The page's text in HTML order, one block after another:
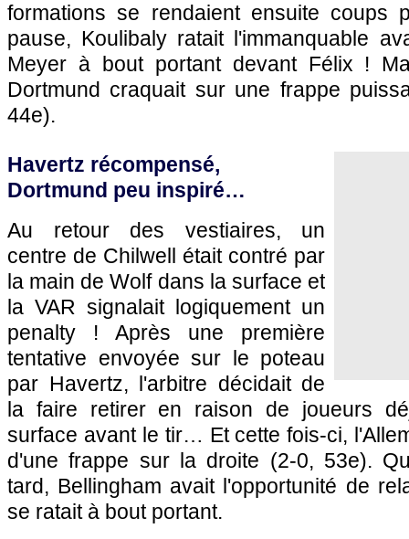
formations se rendaient ensuite coups
pause, Koulibaly ratait l'immanquable
Meyer à bout portant devant Félix !
Dortmund craquait sur une frappe
44e).
Havertz récompensé,
Dortmund peu inspiré…
Au retour des vestiaires, un
centre de Chilwell était contré par
la main de Wolf dans la surface et
la VAR signalait logiquement un
penalty ! Après une première
tentative envoyée sur le poteau
par Havertz, l'arbitre décidait de
la faire retirer en raison de joueurs
surface avant le tir… Et cette fois-ci,
d'une frappe sur la droite (2-0, 53e).
tard, Bellingham avait l'opportunité de
se ratait à bout portant.